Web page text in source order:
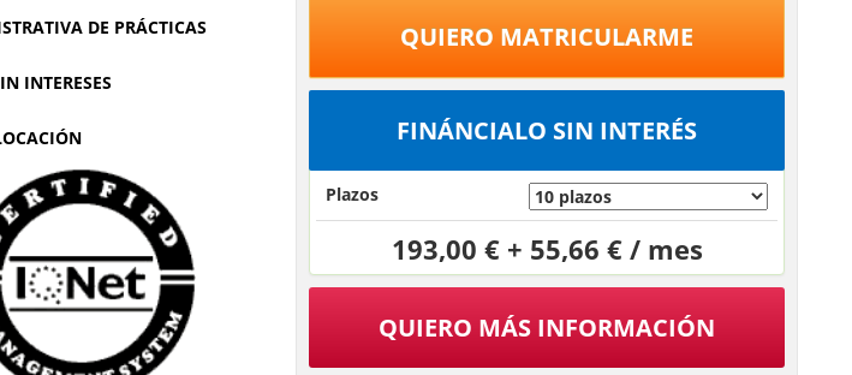
QUIERO MATRICULARME
FINÁNCIALO SIN INTERÉS
Plazos
193,00 € + 55,66 € / mes
QUIERO MÁS INFORMACIÓN
DE PRÁCTICAS
INTERESES